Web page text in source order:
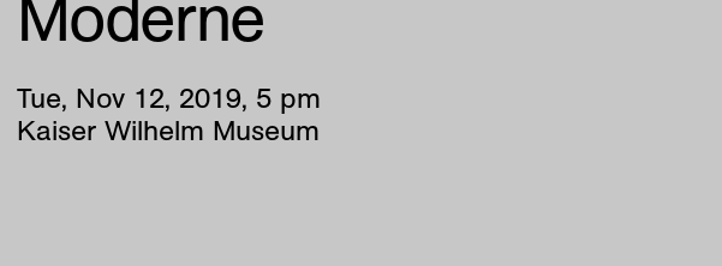
Moderne
Tue, Nov 12, 2019, 5 pm
Kaiser Wilhelm Museum